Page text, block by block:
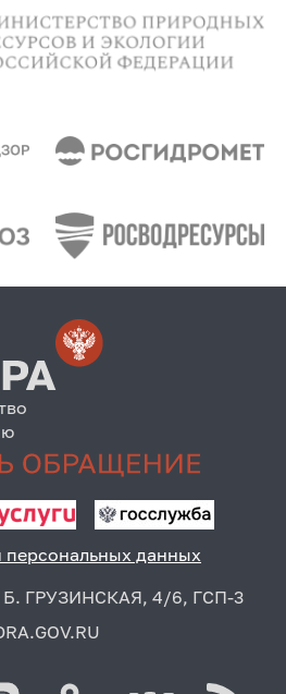
персональных данных
ГРУЗИНСКАЯ, 4/6, ГСП-3